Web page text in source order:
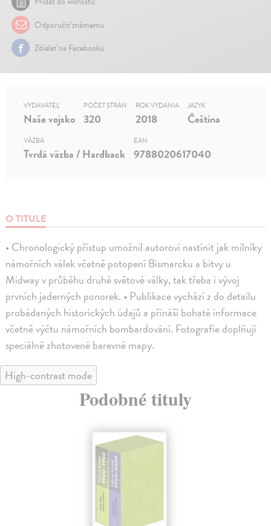
Odporučiť známemu
Zdielať na Facebooku
O TITULE
• Chronologický přístup umožnil autorovi nastínit jak milníky
námořních válek včetně potopení Bismarcku a bitvy u
Midway v průběhu druhé světové války, tak třeba i vývoj
prvních jaderných ponorek. • Publikace vychází z do detailu
probádaných historických údajů a přináší bohaté informace
včetně výčtu námořních bombardování. Fotografie doplňují
speciálně zhotovené barevné mapy.
VYDAVATEĽ
Naše vojsko
POČET STRÁN
320
ROK VYDANIA
2018
JAZYK
Čeština
VÄZBA
Tvrdá väzba / Hardback
EAN
9788020617040
High-contrast mode
Podobné tituly